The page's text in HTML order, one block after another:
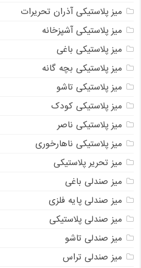
میز پلاستیکی آذران تحریرات
میز پلاستیکی آشپزخانه
میز پلاستیکی باغی
میز پلاستیکی بچه گانه
میز پلاستیکی تاشو
میز پلاستیکی کودک
میز پلاستیکی ناصر
میز پلاستیکی ناهارخوری
میز تحریر پلاستیکی
میز صندلی باغی
میز صندلی پایه فلزی
میز صندلی پلاستیکی
میز صندلی تاشو
میز صندلی تراس